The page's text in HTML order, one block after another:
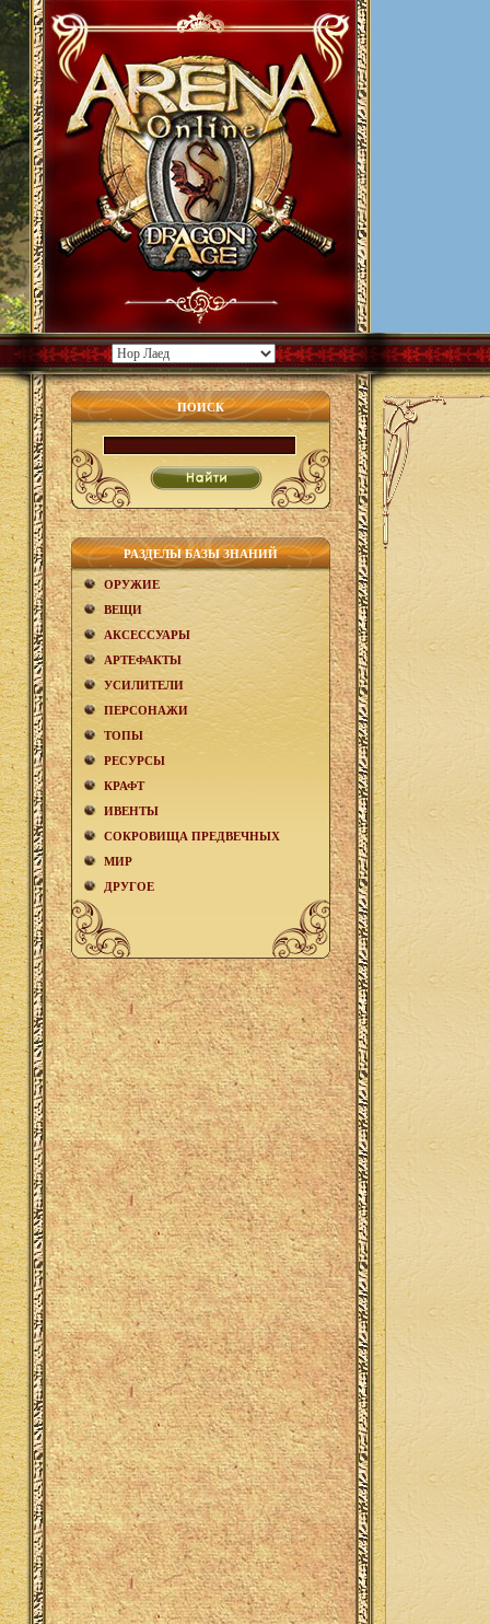
ПОИСК
РАЗДЕЛЫ БАЗЫ ЗНАНИЙ
ОРУЖИЕ
ВЕЩИ
АКCЕСCУАРЫ
АРТЕФАКТЫ
УСИЛИТЕЛИ
ПЕРСОНАЖИ
ТОПЫ
РЕСУРСЫ
КРАФТ
ИВЕНТЫ
СОКРОВИЩА ПРЕДВЕЧНЫХ
МИР
ДРУГОЕ